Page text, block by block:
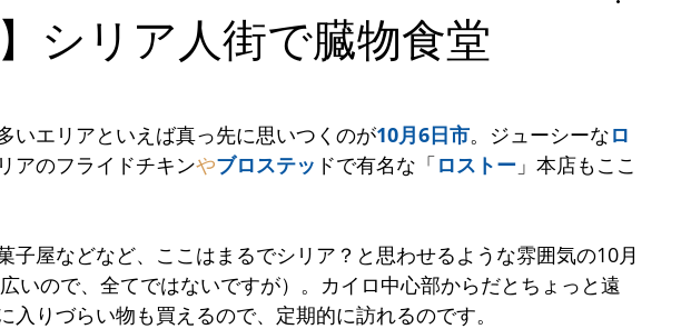
】シリア人街で臓物食堂
いエリアといえば真っ先に思いつくのが10月6日市。ジューシーなロ
アのフライドチキンやブロステッ ドで有名な「ロストー 」本店もここ
子屋などなど、ここはまるでシリア？と思わせるような雰囲気の10月
いので、全てではないですが）。カイロ中心部からだとちょっと遠
入りづらい物も買えるので、定期的に訪れるのです。